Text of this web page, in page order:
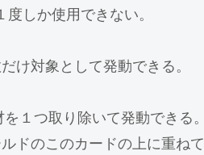
しか使用できない。
け対象として発動できる。
１つ取り除いて発動できる。
ドのこのカードの上に重ねて